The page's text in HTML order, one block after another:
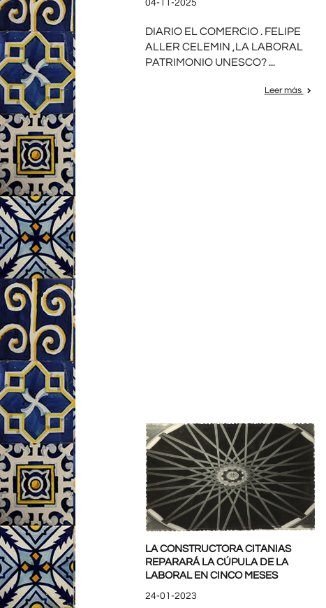
04-11-2025
DIARIO EL COMERCIO . FELIPE
ALLER CELEMIN ,LA LABORAL
PATRIMONIO UNESCO? ...
Leer más
LA CONSTRUCTORA CITANIAS
REPARARÁ LA CÚPULA DE LA
LABORAL EN CINCO MESES
24-01-2023